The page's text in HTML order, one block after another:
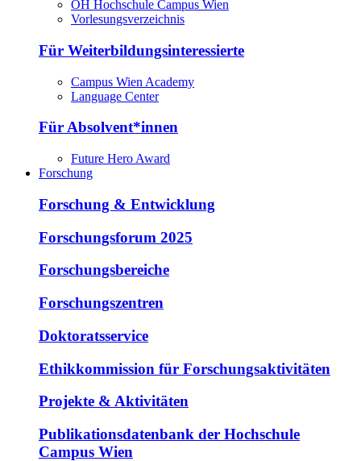
ÖH Hochschule Campus Wien
Vorlesungsverzeichnis
Für Weiterbildungsinteressierte
Campus Wien Academy
Language Center
Für Absolvent*innen
Future Hero Award
Forschung
Forschung & Entwicklung
Forschungsforum 2025
Forschungsbereiche
Forschungszentren
Doktoratsservice
Ethikkommission für Forschungsaktivitäten
Projekte & Aktivitäten
Publikationsdatenbank der Hochschule
Campus Wien